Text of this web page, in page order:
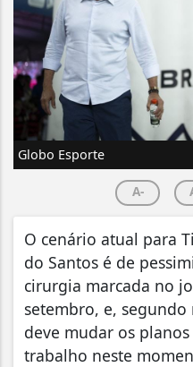
Globo Esporte
A-
O cenário atual para
do Santos é de
cirurgia marcada no
setembro, e,
deve mudar os
trabalho neste